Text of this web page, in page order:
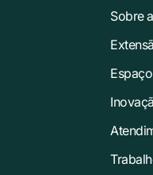
Sobre